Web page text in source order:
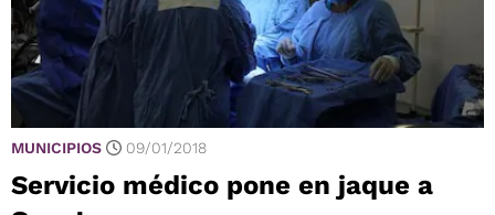
MUNICIPIOS 09/01/2018
Servicio médico pone en jaque a